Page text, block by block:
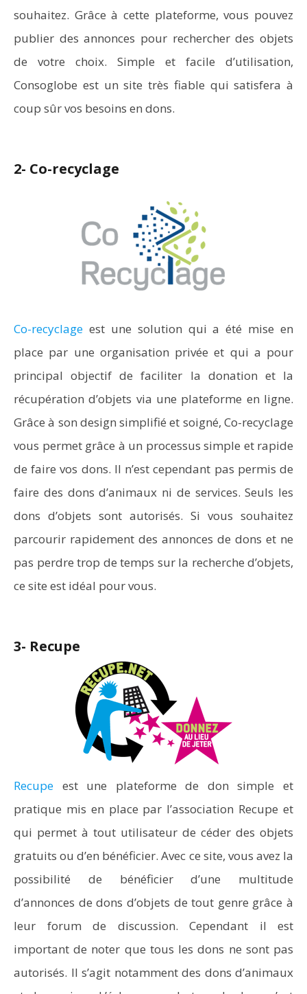
souhaitez. Grâce à cette plateforme, vous pouvez
publier des annonces pour rechercher des objets
de votre choix. Simple et facile d’utilisation,
Consoglobe est un site très fiable qui satisfera à
coup sûr vos besoins en dons.
2- Co-recyclage
Co-recyclage est une solution qui a été mise en
place par une organisation privée et qui a pour
principal objectif de faciliter la donation et la
récupération d’objets via une plateforme en ligne.
Grâce à son design simplifié et soigné, Co-recyclage
vous permet grâce à un processus simple et rapide
de faire vos dons. Il n’est cependant pas permis de
faire des dons d’animaux ni de services. Seuls les
dons d’objets sont autorisés. Si vous souhaitez
parcourir rapidement des annonces de dons et ne
pas perdre trop de temps sur la recherche d’objets,
ce site est idéal pour vous.
3- Recupe
Recupe est une plateforme de don simple et
pratique mis en place par l’association Recupe et
qui permet à tout utilisateur de céder des objets
gratuits ou d’en bénéficier. Avec ce site, vous avez la
possibilité de bénéficier d’une multitude
d’annonces de dons d’objets de tout genre grâce à
leur forum de discussion. Cependant il est
important de noter que tous les dons ne sont pas
autorisés. Il s’agit notamment des dons d’animaux